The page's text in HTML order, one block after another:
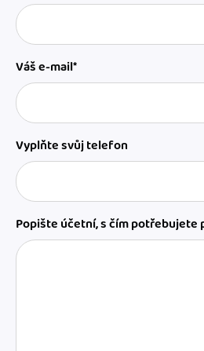
Váš e-mail*
Vyplňte svůj telefon
Popište účetní, s čím potřebujete